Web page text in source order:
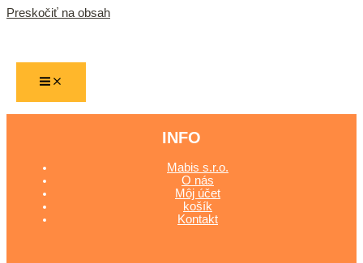
Preskočiť na obsah
INFO
Mabis s.r.o.
O nás
Môj účet
košík
Kontakt